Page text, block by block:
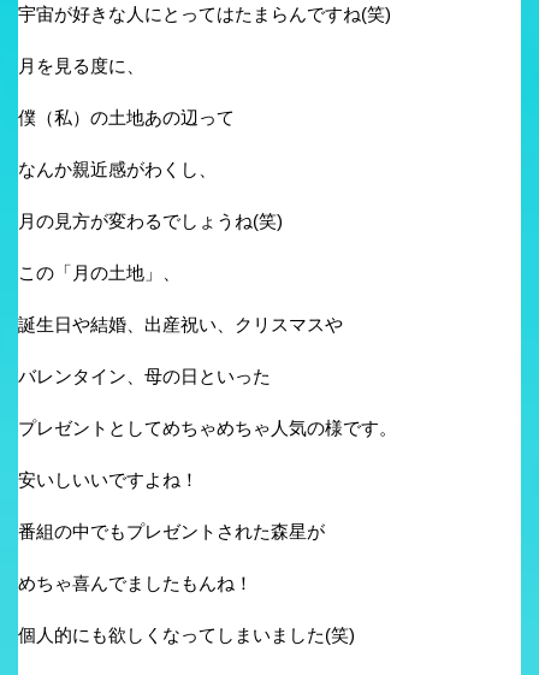
宇宙が好きな人にとってはたまらんですね(笑)
月を見る度に、
僕（私）の土地あの辺って
なんか親近感がわくし、
月の見方が変わるでしょうね(笑)
この「月の土地」、
誕生日や結婚、出産祝い、クリスマスや
バレンタイン、母の日といった
プレゼントとしてめちゃめちゃ人気の様です。
安いしいいですよね！
番組の中でもプレゼントされた森星が
めちゃ喜んでましたもんね！
個人的にも欲しくなってしまいました(笑)